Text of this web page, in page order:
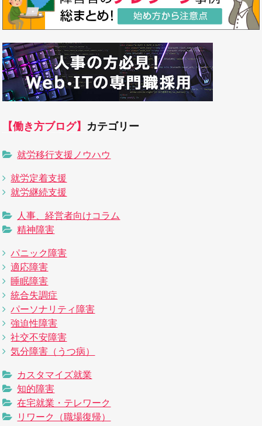
【働き方ブログ】 カテゴリー
就労移行支援ノウハウ
就労定着支援
就労継続支援
人事、経営者向けコラム
精神障害
パニック障害
適応障害
睡眠障害
統合失調症
パーソナリティ障害
強迫性障害
社交不安障害
気分障害（うつ病）
カスタマイズ就業
知的障害
在宅就業・テレワーク
リワーク（職場復帰）